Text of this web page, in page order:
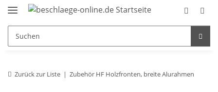
Zurück zur Liste Zubehör HF Holzfronten, breite Alurahmen